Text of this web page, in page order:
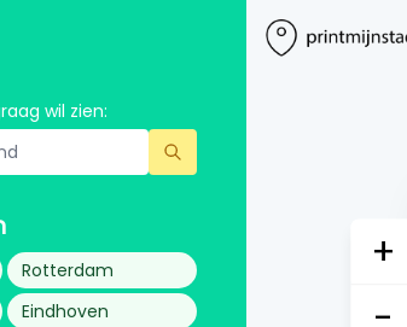
wil zien:
Rotterdam
Eindhoven
+